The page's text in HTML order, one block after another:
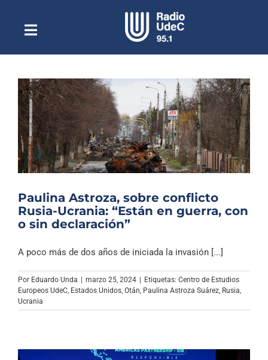
contenidoToggle
NavigationEscuchar Radio UdeC en vivo
Quiénes Somos
Programación
Podcast
Noticias
Columnas
Música Clásica
Especiales
Archivo Sonoro
Paulina Astroza, sobre conflicto
Rusia-Ucrania: “Están en guerra, con
o sin declaración”
A poco más de dos años de iniciada la invasión [...]
Por Eduardo Unda | marzo 25, 2024 | Etiquetas: Centro de Estudios
Europeos UdeC Estados Unidos Otán Paulina Astroza Suárez Rusia
Ucrania